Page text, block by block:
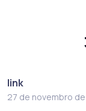
link
27 de novembro